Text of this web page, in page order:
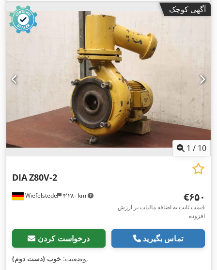
آگهی کوچک
1 / 10
Wiefelstede ۴٬۲۸۰ km
DIAZ80V-2
‎€۶۵۰
قیمت ثابت به اضافه مالیات بر ارزش
افزوده
درخواست کردن تماس بگیرید
وضعیت: خوب (دست دوم) ,